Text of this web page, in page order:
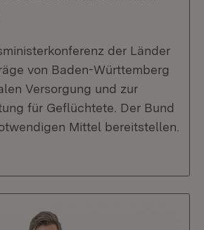
der Länder
von Baden-Württemberg
Versorgung und zur
für Geflüchtete. Der Bund
Mittel bereitstellen.